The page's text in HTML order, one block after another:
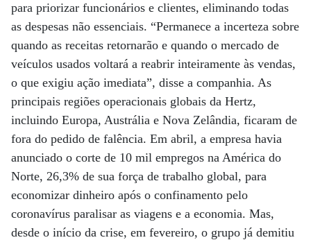
para priorizar funcionários e clientes, eliminando todas
as despesas não essenciais. “Permanece a incerteza sobre
quando as receitas retornarão e quando o mercado de
veículos usados voltará a reabrir inteiramente às vendas,
o que exigiu ação imediata”, disse a companhia. As
principais regiões operacionais globais da Hertz,
incluindo Europa, Austrália e Nova Zelândia, ficaram de
fora do pedido de falência. Em abril, a empresa havia
anunciado o corte de 10 mil empregos na América do
Norte, 26,3% de sua força de trabalho global, para
economizar dinheiro após o confinamento pelo
coronavírus paralisar as viagens e a economia. Mas,
desde o início da crise, em fevereiro, o grupo já demitiu